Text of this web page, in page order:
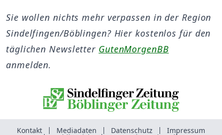
Sie wollen nichts mehr verpassen in der Region
Sindelfingen/Böblingen? Hier kostenlos für den
täglichen Newsletter GutenMorgenBB
anmelden.
Kontakt Mediadaten Datenschutz Impressum